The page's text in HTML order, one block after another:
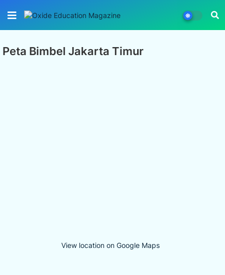
Peta Bimbel Jakarta Timur
View location on Google Maps